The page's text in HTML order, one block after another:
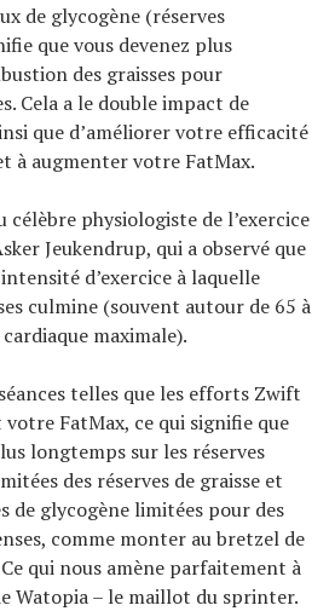
de glycogène (réserves
que vous devenez plus
des graisses pour
Cela a le double impact de
que d’améliorer votre efficacité
à augmenter votre FatMax.
célèbre physiologiste de l’exercice
Jeukendrup, qui a observé que
d’exercice à laquelle
culmine (souvent autour de 65 à
maximale).
telles que les efforts Zwift
FatMax, ce qui signifie que
longtemps sur les réserves
des réserves de graisse et
de glycogène limitées pour des
comme monter au bretzel de
qui nous amène parfaitement à
Watopia – le maillot du sprinter.